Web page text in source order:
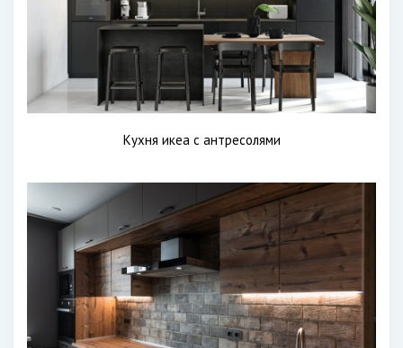
Кухня икеа с антресолями